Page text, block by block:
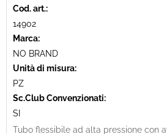
Cod. art.:
14902
Marca:
NO BRAND
Unità di misura:
PZ
Sc.Club Convenzionati:
SI
Tubo flessibile ad alta pressione con